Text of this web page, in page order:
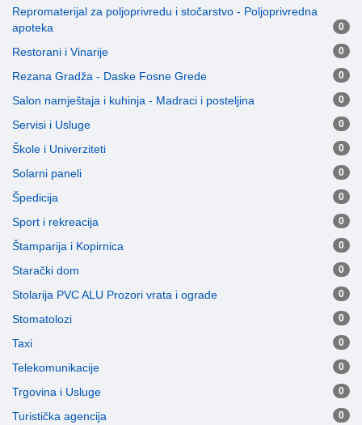
Repromaterijal za poljoprivredu i stočarstvo - Poljoprivredna
apoteka
0
Restorani i Vinarije 0
Rezana Gradža - Daske Fosne Grede 0
Salon namještaja i kuhinja - Madraci i posteljina 0
Servisi i Usluge 0
Škole i Univerziteti 0
Solarni paneli 0
Špedicija 0
Sport i rekreacija 0
Štamparija i Kopirnica 0
Starački dom 0
Stolarija PVC ALU Prozori vrata i ograde 0
Stomatolozi 0
Taxi 0
Telekomunikacije 0
Trgovina i Usluge 0
Turistička agencija 0